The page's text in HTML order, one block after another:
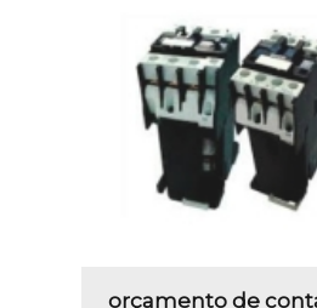
orçamento de